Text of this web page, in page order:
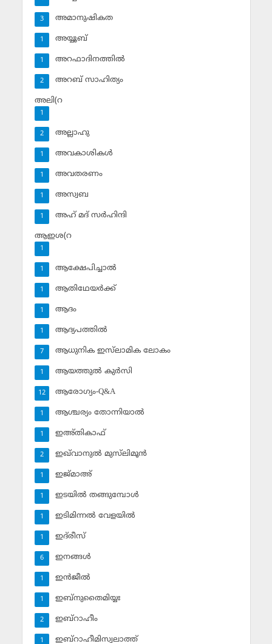
അമാനുഷികത
3
അയ്യൂബ്‌
1
അറഫാദിനത്തില്‍
1
അറബ് സാഹിത്യം
2
അലി(റ
1
അല്ലാഹു
2
അവകാശികള്‍
1
അവതരണം
1
അസ്വബ
1
അഹ് മദ് സര്‍ഹിന്ദി
1
ആഇശ(റ
1
ആക്ഷേപിച്ചാല്‍
1
ആതിഥേയര്‍ക്ക്
1
ആദം
1
ആദ്യപത്തില്‍
1
ആധുനിക ഇസ്‌ലാമിക ലോകം
7
ആയത്തുല്‍ കുര്‍സി
1
ആരോഗ്യം-Q&A
12
ആശ്ചര്യം തോന്നിയാല്‍
1
ഇഅ്തികാഫ്‌
1
ഇഖ്‌വാനുല്‍ മുസ്‌ലിമൂന്‍
2
ഇജ്മാഅ്
1
ഇടയില്‍ തങ്ങുമ്പോള്‍
1
ഇടിമിന്നല്‍ വേളയില്‍
1
ഇദ്‌രീസ്‌
1
ഇനങ്ങള്‍
6
ഇന്‍ജീല്‍
1
ഇബ്‌നുതൈമിയ്യഃ
1
ഇബ്‌റാഹീം
2
ഇബ്‌റാഹീമിസ്വലാത്ത്
1